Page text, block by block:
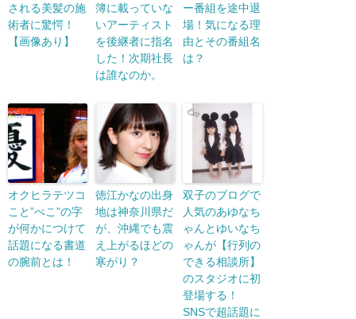
される美髪の施
術者に驚愕！
【画像あり】
簿に載っていな
いアーティスト
を後継者に指名
した！次期社長
は誰なのか。
ー番組を途中退
場！気になる理
由とその番組名
は？
オクヒラテツコ
こと”ぺこ”の字
が何かにつけて
話題になる書道
の腕前とは！
徳江かなの出身
地は神奈川県だ
が、沖縄でも震
え上がるほどの
寒がり？
双子のブログで
人気のあゆなち
ゃんとゆいなち
ゃんが【行列の
できる相談所】
のスタジオに初
登場する！
SNSで超話題に